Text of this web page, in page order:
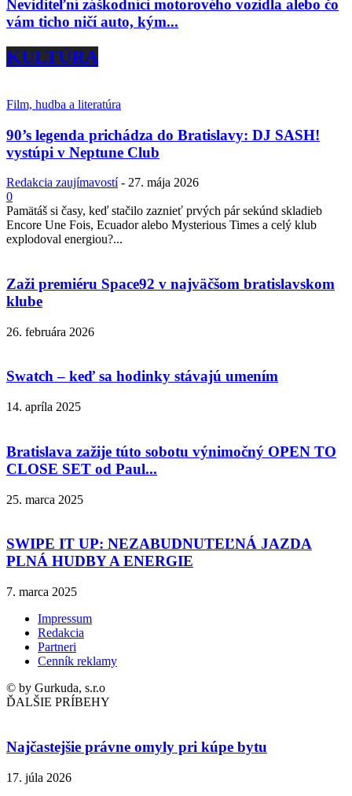
Neviditeľní záškodníci motorového vozidla alebo čo
vám ticho ničí auto, kým...
KULTÚRA
Film, hudba a literatúra
90’s legenda prichádza do Bratislavy: DJ SASH!
vystúpi v Neptune Club
Redakcia zaujímavostí - 27. mája 2026
0
Pamätáš si časy, keď stačilo zaznieť prvých pár sekúnd skladieb
Encore Une Fois, Ecuador alebo Mysterious Times a celý klub
explodoval energiou?...
Zaži premiéru Space92 v najväčšom bratislavskom
klube
26. februára 2026
Swatch – keď sa hodinky stávajú umením
14. apríla 2025
Bratislava zažije túto sobotu výnimočný OPEN TO
CLOSE SET od Paul...
25. marca 2025
SWIPE IT UP: NEZABUDNUTEĽNÁ JAZDA
PLNÁ HUDBY A ENERGIE
7. marca 2025
Impressum
Redakcia
Partneri
Cenník reklamy
© by Gurkuda, s.r.o
ĎALŠIE PRÍBEHY
Najčastejšie právne omyly pri kúpe bytu
17. júla 2026